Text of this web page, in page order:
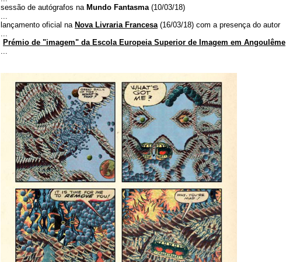
sessão de autógrafos na Mundo Fantasma (10/03/18)
lançamento oficial na Nova Livraria Francesa (16/03/18) com a presença do autor
Prémio de "imagem" da Escola Europeia Superior de Imagem em Angoulême